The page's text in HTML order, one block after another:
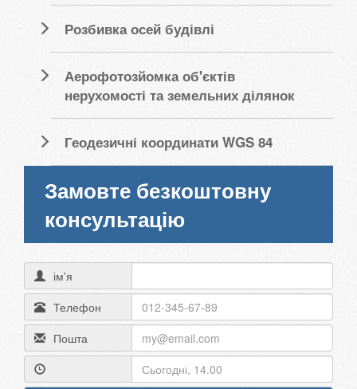
Розбивка осей будівлі
Аерофотозйомка об'єктів
нерухомості та земельних ділянок
Геодезичні координати WGS 84
Замовте безкоштовну
консультацію
ім'я
Телефон
Пошта